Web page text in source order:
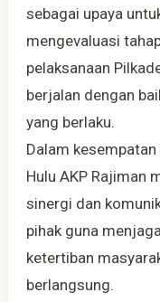
sebagai upaya
mengevaluasi
pelaksanaan
berjalan dengan
yang berlaku.
Dalam
Hulu AKP Rajiman
sinergi dan
pihak guna
ketertiban
berlangsung.